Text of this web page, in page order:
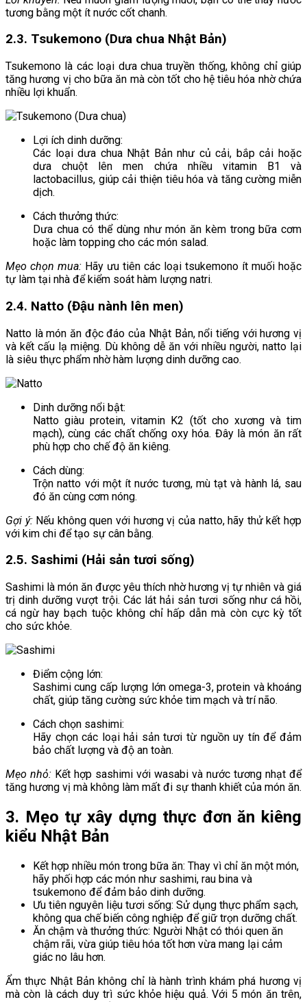
tương bằng một ít nước cốt chanh.
2.3. Tsukemono (Dưa chua Nhật Bản)
Tsukemono là các loại dưa chua truyền thống, không chỉ giúp
tăng hương vị cho bữa ăn mà còn tốt cho hệ tiêu hóa nhờ chứa
nhiều lợi khuẩn.
Lợi ích dinh dưỡng:
Các loại dưa chua Nhật Bản như củ cải, bắp cải hoặc
dưa chuột lên men chứa nhiều vitamin B1 và
lactobacillus, giúp cải thiện tiêu hóa và tăng cường miễn
dịch.
Cách thưởng thức:
Dưa chua có thể dùng như món ăn kèm trong bữa cơm
hoặc làm topping cho các món salad.
Mẹo chọn mua: Hãy ưu tiên các loại tsukemono ít muối hoặc
tự làm tại nhà để kiểm soát hàm lượng natri.
2.4. Natto (Đậu nành lên men)
Natto là món ăn độc đáo của Nhật Bản, nổi tiếng với hương vị
và kết cấu lạ miệng. Dù không dễ ăn với nhiều người, natto lại
là siêu thực phẩm nhờ hàm lượng dinh dưỡng cao.
Dinh dưỡng nổi bật:
Natto giàu protein, vitamin K2 (tốt cho xương và tim
mạch), cùng các chất chống oxy hóa. Đây là món ăn rất
phù hợp cho chế độ ăn kiêng.
Cách dùng:
Trộn natto với một ít nước tương, mù tạt và hành lá, sau
đó ăn cùng cơm nóng.
Gợi ý:Nếu không quen với hương vị của natto, hãy thử kết hợp
với kim chi để tạo sự cân bằng.
2.5. Sashimi (Hải sản tươi sống)
Sashimi là món ăn được yêu thích nhờ hương vị tự nhiên và giá
trị dinh dưỡng vượt trội. Các lát hải sản tươi sống như cá hồi,
cá ngừ hay bạch tuộc không chỉ hấp dẫn mà còn cực kỳ tốt
cho sức khỏe.
Điểm cộng lớn:
Sashimi cung cấp lượng lớn omega-3, protein và khoáng
chất, giúp tăng cường sức khỏe tim mạch và trí não.
Cách chọn sashimi:
Hãy chọn các loại hải sản tươi từ nguồn uy tín để đảm
bảo chất lượng và độ an toàn.
Mẹo nhỏ: Kết hợp sashimi với wasabi và nước tương nhạt để
tăng hương vị mà không làm mất đi sự thanh khiết của món ăn.
3. Mẹo tự xây dựng thực đơn ăn kiêng
kiểu Nhật Bản
Kết hợp nhiều món trong bữa ăn: Thay vì chỉ ăn một món,
hãy phối hợp các món như sashimi, rau bina và
tsukemono để đảm bảo dinh dưỡng.
Ưu tiên nguyên liệu tươi sống: Sử dụng thực phẩm sạch,
không qua chế biến công nghiệp để giữ trọn dưỡng chất.
Ăn chậm và thưởng thức: Người Nhật có thói quen ăn
chậm rãi, vừa giúp tiêu hóa tốt hơn vừa mang lại cảm
giác no lâu hơn.
Ẩm thực Nhật Bản không chỉ là hành trình khám phá hương vị
mà còn là cách duy trì sức khỏe hiệu quả. Với 5 món ăn trên,